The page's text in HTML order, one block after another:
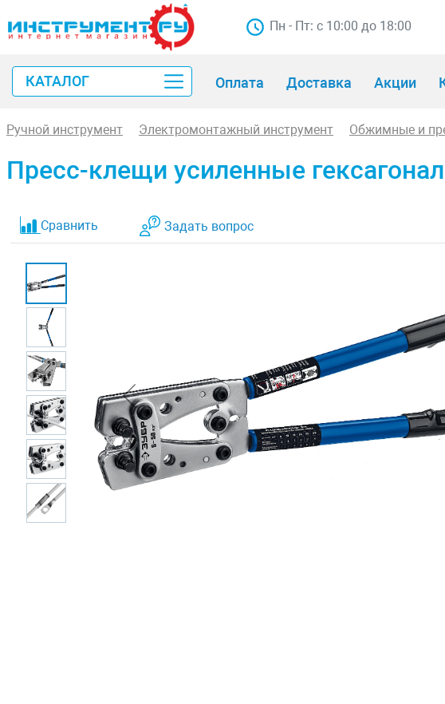
Пн - Пт: с 10:00 до 18:00
КАТАЛОГ Оплата Доставка Акции
Ручной инструмент Электромонтажный инструмент Обжимные и
Пресс-клещи усиленные
Сравнить Задать вопрос